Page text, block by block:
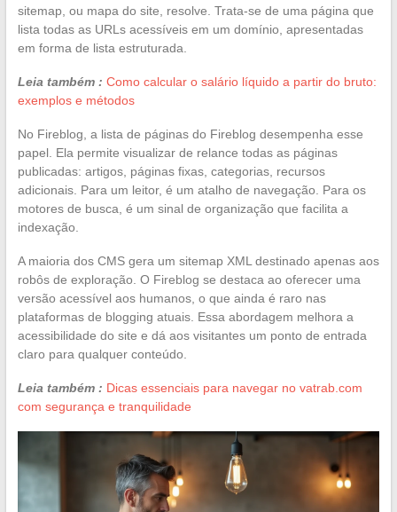
sitemap, ou mapa do site, resolve. Trata-se de uma página que
lista todas as URLs acessíveis em um domínio, apresentadas
em forma de lista estruturada.
Leia também : Como calcular o salário líquido a partir do bruto:
exemplos e métodos
No Fireblog, a lista de páginas do Fireblog desempenha esse
papel. Ela permite visualizar de relance todas as páginas
publicadas: artigos, páginas fixas, categorias, recursos
adicionais. Para um leitor, é um atalho de navegação. Para os
motores de busca, é um sinal de organização que facilita a
indexação.
A maioria dos CMS gera um sitemap XML destinado apenas aos
robôs de exploração. O Fireblog se destaca ao oferecer uma
versão acessível aos humanos, o que ainda é raro nas
plataformas de blogging atuais. Essa abordagem melhora a
acessibilidade do site e dá aos visitantes um ponto de entrada
claro para qualquer conteúdo.
Leia também : Dicas essenciais para navegar no vatrab.com
com segurança e tranquilidade